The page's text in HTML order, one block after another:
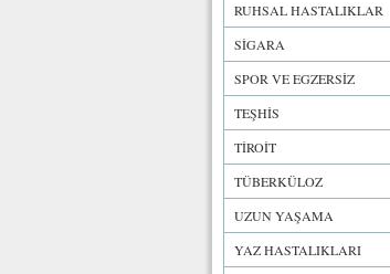
RUHSAL HASTALIKLAR
SİGARA
SPOR VE EGZERSİZ
TEŞHİS
TİROİT
TÜBERKÜLOZ
UZUN YAŞAMA
YAZ HASTALIKLARI